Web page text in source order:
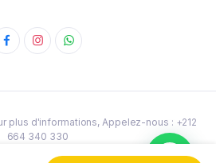
plus d'informations, Appelez-nous : ‎+212
664 340 330